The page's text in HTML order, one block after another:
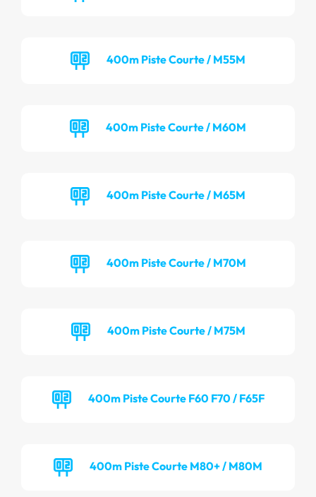
400m Piste Courte / M55M
400m Piste Courte / M60M
400m Piste Courte / M65M
400m Piste Courte / M70M
400m Piste Courte / M75M
400m Piste Courte F60 F70 / F65F
400m Piste Courte M80+ / M80M